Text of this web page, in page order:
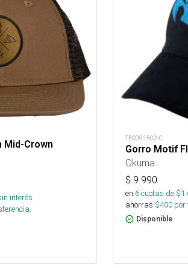
Mid-Crown
interés
TEC091502-C
Gorro Motif
Okuma
$ 9.990
en 6cuotas de $
ahorras $400 por
Disponible